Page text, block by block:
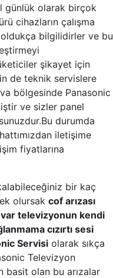
günlük olarak birçok
cihazların çalışma
oldukça bilgilidirler ve bu
şikayet için
de teknik servislere
bölgesinde Panasonic
ve sizler panel
durumda
iletişime
fiyatlarına
bir kaç
olursak cof arızası
televizyonun kendi
cızırtı sesi
Servisi olarak sıkça
Televizyon
basit olan bu arızalar